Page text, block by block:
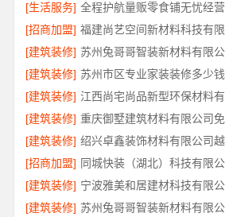
[生活服务]
[招商加盟]
[建筑装修]
[建筑装修] 苏州市区专业家装装修多少
[建筑装修]
[建筑装修] 重庆御墅建筑材料有限公司
[建筑装修]
[招商加盟]
[建筑装修]
[建筑装修]